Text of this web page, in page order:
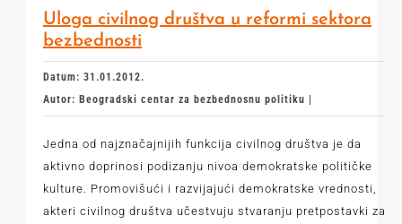
Uloga civilnog društva u reformi sektora
bezbednosti
Datum: 31.01.2012.
Autor: Beogradski centar za bezbednosnu politiku |
Jedna od najznačajnijih funkcija civilnog društva je da
aktivno doprinosi podizanju nivoa demokratske političke
kulture. Promovišući i razvijajući demokratske vrednosti,
akteri civilnog društva učestvuju stvaranju pretpostavki za